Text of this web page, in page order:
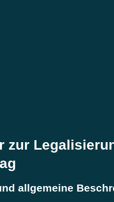
zur
allgemeine